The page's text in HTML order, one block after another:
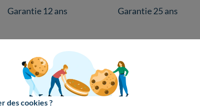
des cookies ?
Garantie 12 ans Garantie 25 ans
avis sur TAMSOL